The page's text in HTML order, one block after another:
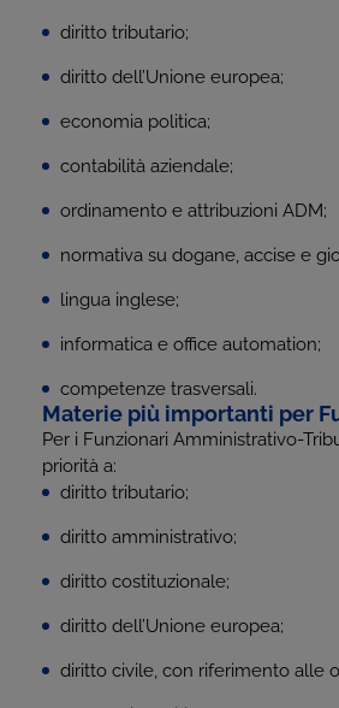
diritto tributario;
diritto dell’Unione europea;
economia politica;
contabilità aziendale;
ordinamento e attribuzioni ADM;
normativa su dogane, accise e
lingua inglese;
informatica e office automation;
competenze trasversali.
Materie più importanti per
Per i Funzionari Amministrativo-
priorità a:
diritto tributario;
diritto amministrativo;
diritto costituzionale;
diritto dell’Unione europea;
diritto civile, con riferimento alle